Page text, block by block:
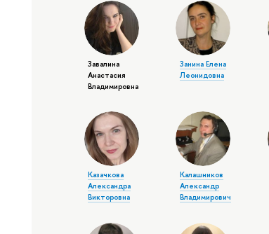
Завалина
Анастасия
Владимировна
Занина Елена
Леонидовна
Казачкова
Александра
Викторовна
Калашников
Александр
Владимирович